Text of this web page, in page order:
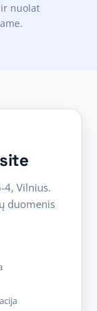
nuolat
4, Vilnius.
duomenis